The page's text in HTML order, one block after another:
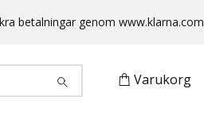
betalningar genom www.klarna.com
Varukorg